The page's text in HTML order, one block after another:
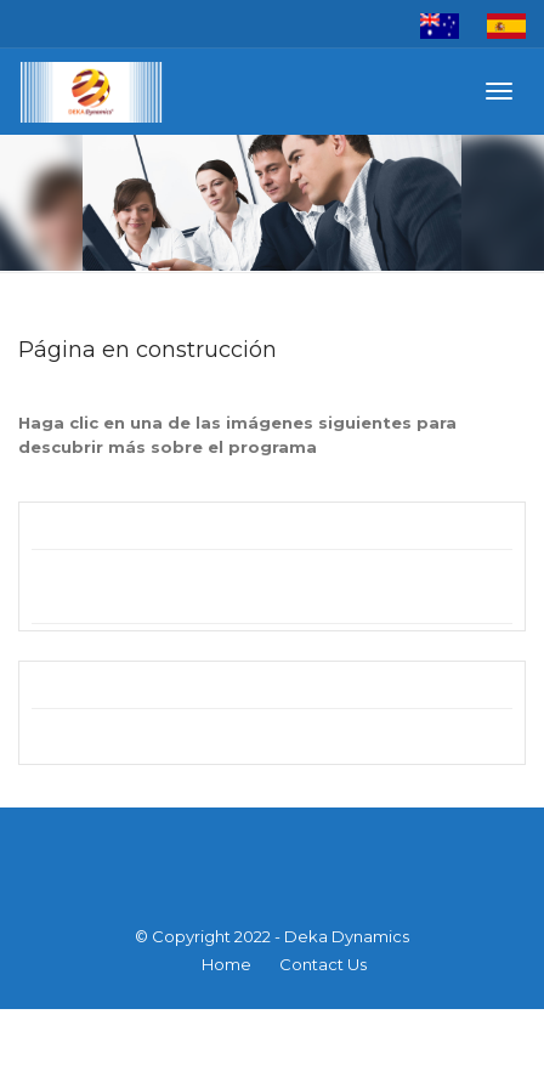
Página en construcción
Haga clic en una de las imágenes siguientes para
descubrir más sobre el programa
© Copyright 2022 - Deka Dynamics
Home
Contact Us